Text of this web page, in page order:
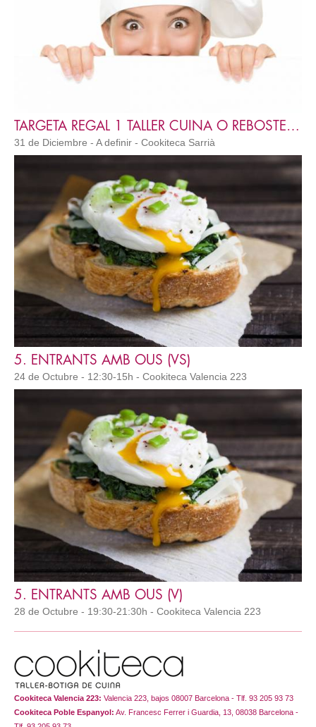
31 de Diciembre - A definir - Cookiteca Sarrià
5. ENTRANTS AMB OUS (VS)
24 de Octubre - 12:30-15h - Cookiteca Valencia 223
5. ENTRANTS AMB OUS (V)
28 de Octubre - 19:30-21:30h - Cookiteca Valencia 223
Cookiteca Valencia 223: Valencia 223, bajos 08007 Barcelona - Tlf. 93 205 93 73
Cookiteca Poble Espanyol: Av. Francesc Ferrer i Guardia, 13, 08038 Barcelona -